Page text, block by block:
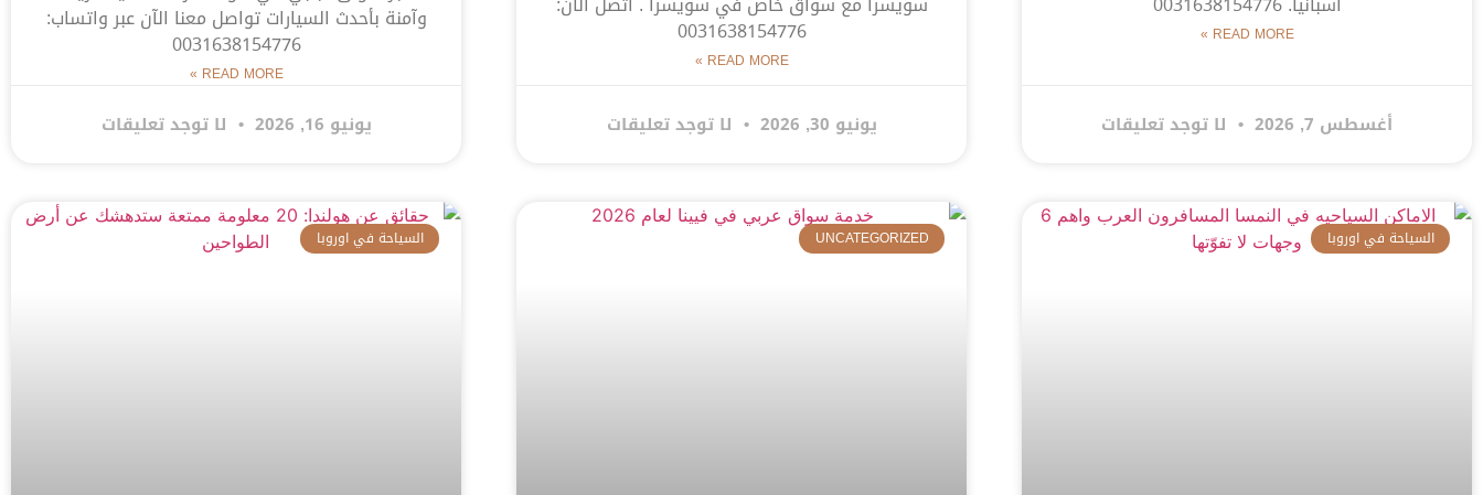
READ MORE »
أغسطس 7, 2026 لا توجد تعليقات
0031638154776
READ MORE »
يونيو 30, 2026 لا توجد تعليقات
وآمنة بأحدث السيارات تواصل معنا الآن عبر واتساب:
0031638154776
READ MORE »
يونيو 16, 2026 لا توجد تعليقات
السياحة في اوروبا UNCATEGORIZED السياحة في اوروبا